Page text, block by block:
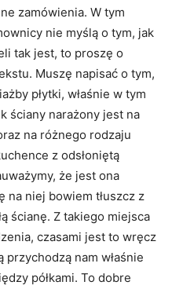
zamówienia. W tym
nie myślą o tym, jak
tak jest, to proszę o
Muszę napisać o tym,
płytki, właśnie w tym
ściany narażony jest na
na różnego rodzaju
z odsłoniętą
że jest ona
na niej bowiem tłuszcz z
ścianę. Z takiego miejsca
czasami jest to wręcz
nam właśnie
półkami. To dobre